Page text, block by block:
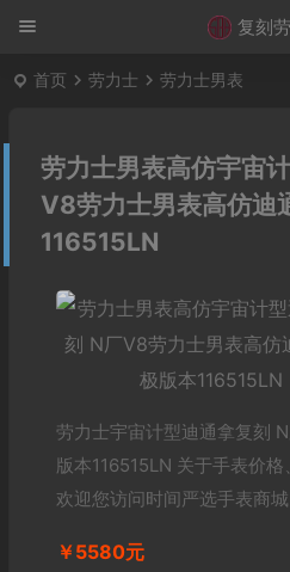
复刻
首页 劳力士 劳力士男表
劳力士男表高仿宇宙
V8劳力士男表高仿迪
116515LN
劳力士宇宙计型迪通拿复刻
版本116515LN 关于手表价
欢迎您访问时间严选手表商城
￥5580元